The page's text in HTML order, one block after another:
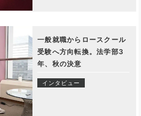
一般就職からロースクール
受験へ方向転換。法学部3
年、秋の決意
インタビュー